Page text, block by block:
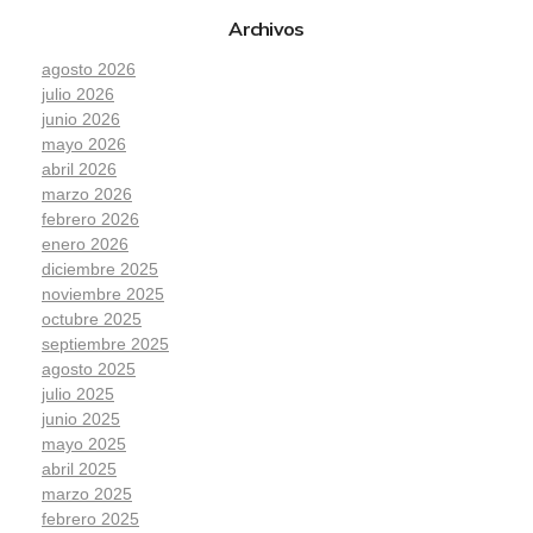
Archivos
agosto 2026
julio 2026
junio 2026
mayo 2026
abril 2026
marzo 2026
febrero 2026
enero 2026
diciembre 2025
noviembre 2025
octubre 2025
septiembre 2025
agosto 2025
julio 2025
junio 2025
mayo 2025
abril 2025
marzo 2025
febrero 2025